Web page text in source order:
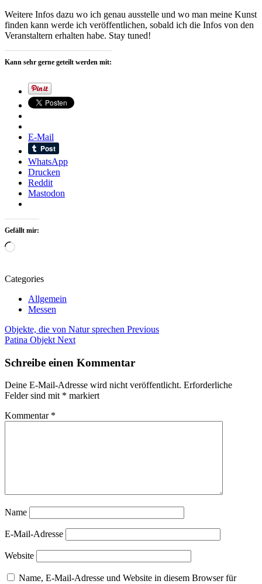
Weitere Infos dazu wo ich genau ausstelle und wo man meine Kunst
finden kann werde ich veröffentlichen, sobald ich die Infos von den
Veranstaltern erhalten habe. Stay tuned!
Kann sehr gerne geteilt werden mit:
E-Mail
WhatsApp
Drucken
Reddit
Mastodon
Gefällt mir:
Wird
Categories
Allgemein
Messen
Tags
Malerei
Kunstschau
Bergedorfer
Kunstschau
2022
Intuitive
Bergedorfer
Kunstschau
Manuela
Mordhorst
Beitragsnavigation
Objekte, die von Natur sprechen Previous
Patina Objekt Next
Schreibe einen Kommentar
Deine E-Mail-Adresse wird nicht veröffentlicht. Erforderliche
Felder sind mit * markiert
Kommentar *
Name
E-Mail-Adresse
Website
Name, E-Mail-Adresse und Website in diesem Browser für